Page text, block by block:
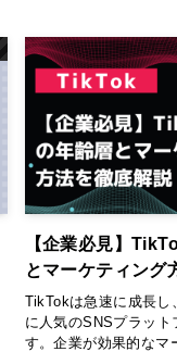
【企業必見】
とマーケティング
TikTokは急速に成長し
に人気のSNSプラット
す。企業が効果的なマ